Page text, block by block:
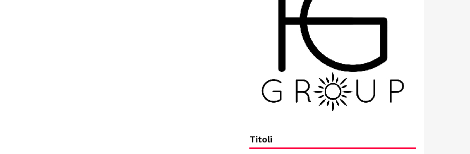
Titoli